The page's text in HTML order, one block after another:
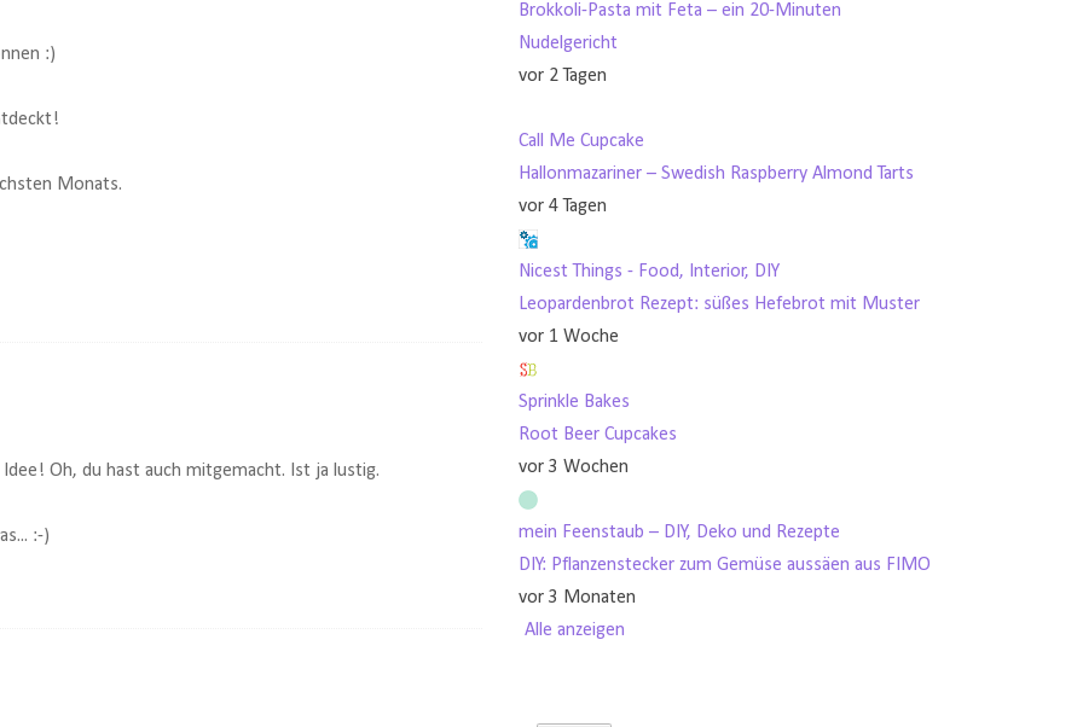
:)
Monats.
Idee! Oh, du hast auch mitgemacht. Ist ja lustig.
:-)
Brokkoli-Pasta mit Feta – ein 20-Minuten
Nudelgericht
vor 2 Tagen
Call Me Cupcake
Hallonmazariner – Swedish Raspberry Almond Tarts
vor 4 Tagen
Nicest Things - Food, Interior, DIY
Leopardenbrot Rezept: süßes Hefebrot mit Muster
vor 1 Woche
Sprinkle Bakes
Root Beer Cupcakes
vor 3 Wochen
mein Feenstaub – DIY, Deko und Rezepte
DIY: Pflanzenstecker zum Gemüse aussäen aus FIMO
vor 3 Monaten
Alle anzeigen